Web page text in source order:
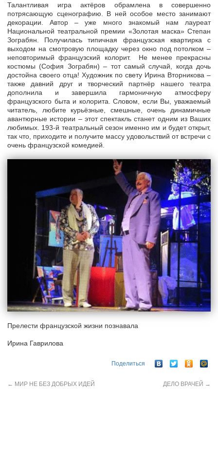
Талантливая игра актёров обрамлена в совершенно
потрясающую сценографию. В ней особое место занимают
декорации. Автор – уже много знакомый нам лауреат
Национальной театральной премии «Золотая маска» Степан
Зограбян. Получилась типичная французская квартирка с
выходом на смотровую площадку через окно под потолком –
неповторимый французский колорит. Не менее прекрасны
костюмы (София Зограбян) – тот самый случай, когда дочь
достойна своего отца! Художник по свету Ирина Вторникова –
также давний друг и творческий партнёр нашего театра
дополнила и завершила гармоничную атмосферу
французского быта и колорита. Словом, если Вы, уважаемый
читатель, любите курьёзные, смешные, очень динамичные
авантюрные истории – этот спектакль станет одним из Ваших
любимых. 193-й театральный сезон именно им и будет открыт,
так что, приходите и получите массу удовольствий от встречи с
очень французской комедией.
Прелести французской жизни познавала
Ирина Гаврилова
Поделиться
← МИР НЕ БЕЗ ДОБРЫХ ИДЕЙ ДЕЛО ВРАЧЕЙ →